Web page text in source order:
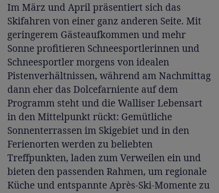
Im März und April präsentiert sich das
Skifahren von einer ganz anderen Seite. Mit
geringerem Gästeaufkommen und mehr
Sonne profitieren Schneesportlerinnen und
Schneesportler morgens von idealen
Pistenverhältnissen, während am Nachmittag
dann eher das Dolcefarniente auf dem
Programm steht und die Walliser Lebensart
in den Mittelpunkt rückt: Gemütliche
Sonnenterrassen im Skigebiet und in den
Ferienorten werden zu beliebten
Treffpunkten, laden zum Verweilen ein und
bieten den passenden Rahmen, um regionale
Küche und entspannte Après-Ski-Momente zu